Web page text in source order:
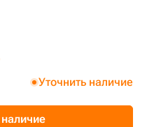
Уточнить наличие